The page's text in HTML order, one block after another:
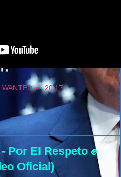
en20:17
Por El Respeto ✊
Oficial)